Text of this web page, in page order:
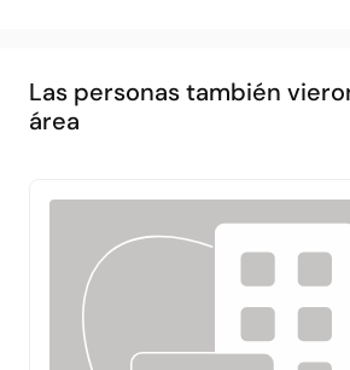
Las personas también
área